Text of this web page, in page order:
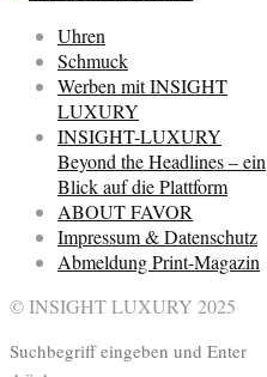
Uhren
Schmuck
Werben mit INSIGHT
LUXURY
INSIGHT-LUXURY
Beyond the Headlines – ein
Blick auf die Plattform
ABOUT FAVOR
Impressum & Datenschutz
Abmeldung Print-Magazin
© INSIGHT LUXURY 2025
Suchbegriff eingeben und Enter